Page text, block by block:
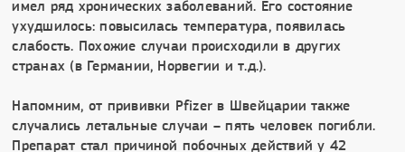
имел ряд хронических заболеваний. Его состояние
ухудшилось: повысилась температура, появилась
слабость. Похожие случаи происходили в других
странах (в Германии, Норвегии и т.д.).
Напомним, от прививки Pfizer в Швейцарии также
случались летальные случаи – пять человек погибли.
Препарат стал причиной побочных действий у 42